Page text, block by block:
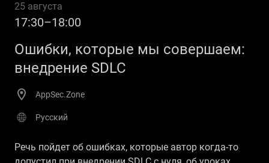
25 августа
17:30–18:00
Ошибки, которые мы совершаем:
внедрение SDLC
AppSec.Zone
Русский
Речь пойдет об ошибках, которые автор когда‑то
ПРЕСС-ЦЕНТР
КОНТАКТЫ